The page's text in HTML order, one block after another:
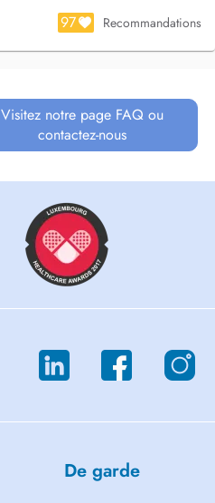
97 Recommandations
Visitez notre page FAQ ou
contactez-nous
De garde